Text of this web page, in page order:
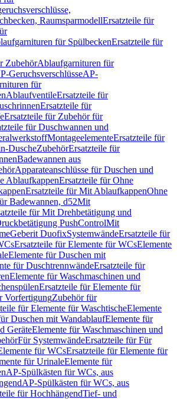
RaumsparmodellErsatzteile für
für SpülbeckenErsatzteile für
ZubehörAblaufgarnituren für
GeruchsverschlüsseAP-
für
AblaufventileErsatzteile für
Ersatzteile für
Ersatzteile für Zubehör für
für Duschwannen und
MontageelementeErsatzteile für
DuscheZubehörErsatzteile für
Badewannen aus
Apparateanschlüsse für Duschen und
AblaufkappenErsatzteile für Ohne
Ersatzteile für Mit AblaufkappenOhne
Badewannen, d52Mit
für Mit Drehbetätigung und
PushControlMit
Geberit DuofixSystemwändeErsatzteile für
Ersatzteile für Elemente für WCsElemente
Elemente für Duschen mit
für DuschtrennwändeErsatzteile für
Elemente für Waschmaschinen und
Ersatzteile für Elemente für
VorfertigungZubehör für
für Elemente für WaschtischeElemente
Duschen mit WandablaufElemente für
GeräteElemente für Waschmaschinen und
Für SystemwändeErsatzteile für Für
für WCsErsatzteile für Elemente für
für UrinaleElemente für
AP-Spülkästen für WCs, aus
AP-Spülkästen für WCs, aus
für HochhängendTief- und